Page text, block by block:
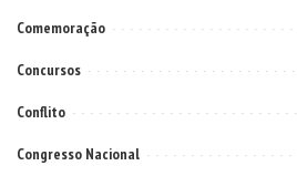
Comemoração
Concursos
Conflito
Congresso Nacional